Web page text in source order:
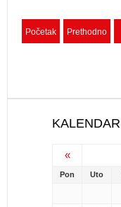
Početak Prethodno
KALENDAR
«
Pon Uto